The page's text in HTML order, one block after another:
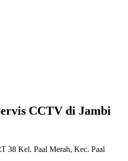
CCTV di Jambi
38 Kel. Paal Merah, Kec. Paal